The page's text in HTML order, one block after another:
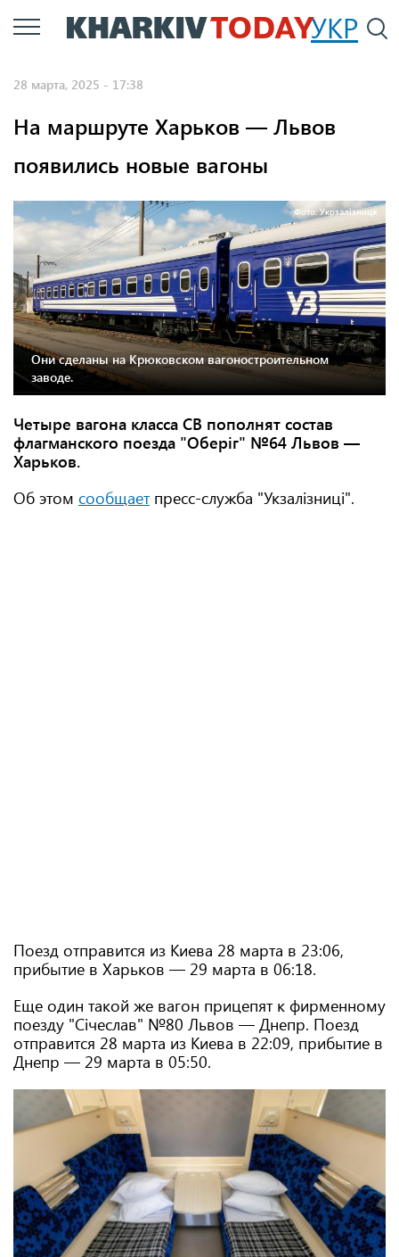
Перейти
к
УКР
28 марта, 2025 - 17:38
На маршруте Харьков — Львов
появились новые вагоны
Фото: Укрзалізниця
Они сделаны на Крюковском вагоностроительном
заводе.
Четыре вагона класса СВ пополнят состав
флагманского поезда "Оберіг" №64 Львов —
Харьков.
Об этом сообщаетпресс-служба "Укзалізниці".
Поезд отправится из Киева 28 марта в 23:06,
прибытие в Харьков — 29 марта в 06:18.
Еще один такой же вагон прицепят к фирменному
поезду "Січеслав" №80 Львов — Днепр. Поезд
отправится 28 марта из Киева в 22:09, прибытие в
Днепр — 29 марта в 05:50.